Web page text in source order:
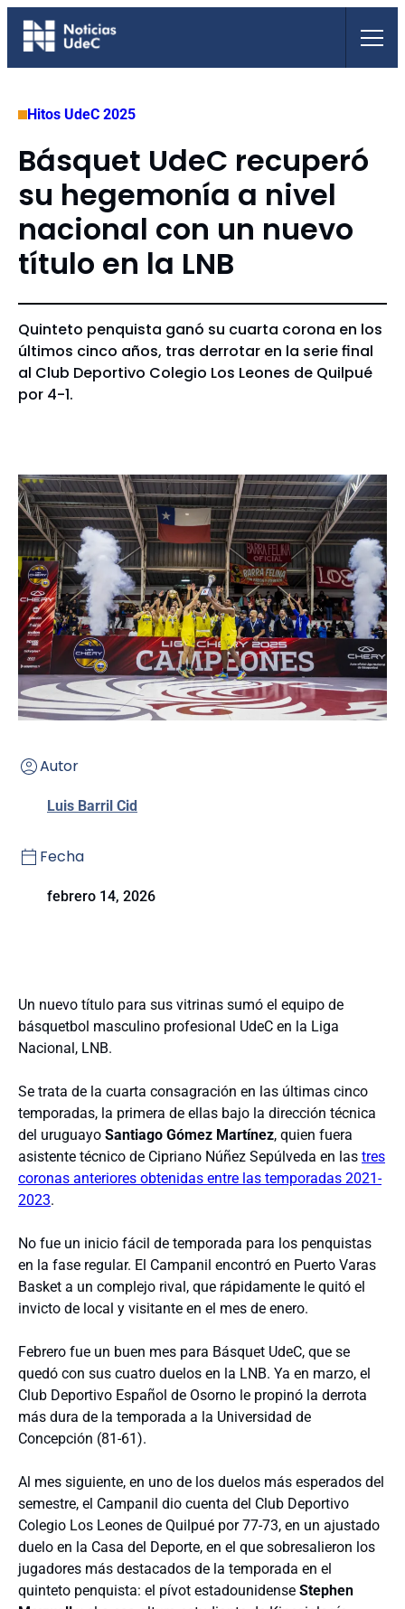
Saltar
Hitos UdeC 2025
Básquet UdeC recuperó
su hegemonía a nivel
nacional con un nuevo
título en la LNB
Quinteto penquista ganó su cuarta corona en los
últimos cinco años, tras derrotar en la serie final
al Club Deportivo Colegio Los Leones de Quilpué
por 4-1.
Autor
Luis Barril Cid
Fecha
febrero 14, 2026
Un nuevo título para sus vitrinas sumó el equipo de
básquetbol masculino profesional UdeC en la Liga
Nacional, LNB.
Se trata de la cuarta consagración en las últimas cinco
temporadas, la primera de ellas bajo la dirección técnica
del uruguayo Santiago Gómez Martínez, quien fuera
asistente técnico de Cipriano Núñez Sepúlveda en las tres
coronas anteriores obtenidas entre las temporadas 2021-
2023.
No fue un inicio fácil de temporada para los penquistas
en la fase regular. El Campanil encontró en Puerto Varas
Basket a un complejo rival, que rápidamente le quitó el
invicto de local y visitante en el mes de enero.
Febrero fue un buen mes para Básquet UdeC, que se
quedó con sus cuatro duelos en la LNB. Ya en marzo, el
Club Deportivo Español de Osorno le propinó la derrota
más dura de la temporada a la Universidad de
Concepción (81-61).
Al mes siguiente, en uno de los duelos más esperados del
semestre, el Campanil dio cuenta del Club Deportivo
Colegio Los Leones de Quilpué por 77-73, en un ajustado
duelo en la Casa del Deporte, en el que sobresalieron los
jugadores más destacados de la temporada en el
quinteto penquista: el pívot estadounidense Stephen